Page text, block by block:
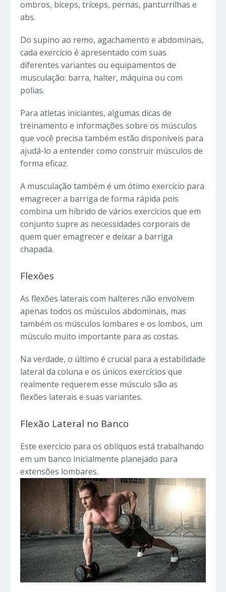
ombros, bíceps, tríceps, pernas, panturrilhas e
abs.
Do supino ao remo, agachamento e abdominais,
cada exercício é apresentado com suas
diferentes variantes ou equipamentos de
musculação: barra, halter, máquina ou com
polias.
Para atletas iniciantes, algumas dicas de
treinamento e informações sobre os músculos
que você precisa também estão disponíveis para
ajudá-lo a entender como construir músculos de
forma eficaz.
A musculação também é um ótimo exercício para
emagrecer a barriga de forma rápida pois
combina um híbrido de vários exercícios que em
conjunto supre as necessidades corporais de
quem quer emagrecer e deixar a barriga
chapada.
Flexões
As flexões laterais com halteres não envolvem
apenas todos os músculos abdominais, mas
também os músculos lombares e os lombos, um
músculo muito importante para as costas.
Na verdade, o último é crucial para a estabilidade
lateral da coluna e os únicos exercícios que
realmente requerem esse músculo são as
flexões laterais e suas variantes.
Flexão Lateral no Banco
Este exercício para os oblíquos está trabalhando
em um banco inicialmente planejado para
extensões lombares.